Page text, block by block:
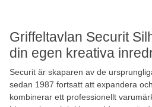
Griffeltavlan Securit
din egen kreativa
Securit är skaparen av de
sedan 1987 fortsatt att expandera
kombinerar ett professionellt